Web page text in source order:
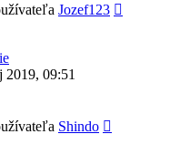
Jozef123
2019, 09:51
Shindo